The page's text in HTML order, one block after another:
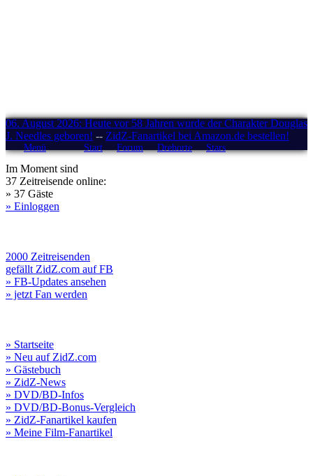
06. August 2026: Heute vor 58 Jahren wurde der Charakter Douglas
J. Needles geboren! -- ZidZ-Fanartikel bei Amazon.de bestellen!
Menü Start Forum Drehorte Stars
Im Moment sind
37 Zeitreisende online:
» 37 Gäste
» Einloggen
2000 Zeitreisenden
gefällt ZidZ.com auf FB
» FB-Updates ansehen
» jetzt Fan werden
» Startseite
» Neu auf ZidZ.com
» Gästebuch
» ZidZ-News
» DVD/BD-Infos
» DVD/BD-Bonus-Vergleich
» ZidZ-Fanartikel kaufen
» Meine Film-Fanartikel